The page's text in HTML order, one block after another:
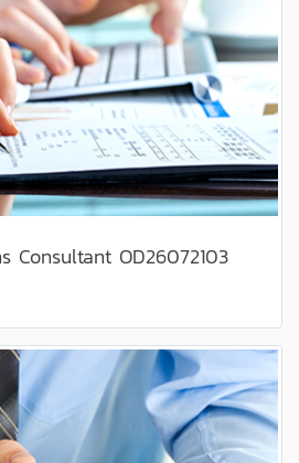
Consultant OD26072103